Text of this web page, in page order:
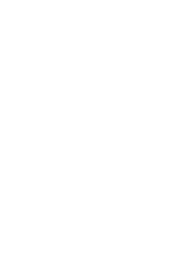
AU LAIT GLACÉ
plus fraîche que
froide est idéale pour